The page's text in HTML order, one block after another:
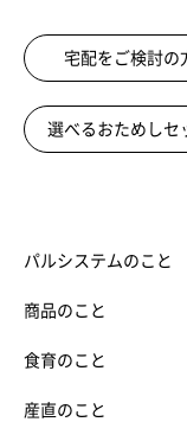
宅配をご検討の
選べるおためしセ
パルシステムのこと
商品のこと
食育のこと
産直のこと